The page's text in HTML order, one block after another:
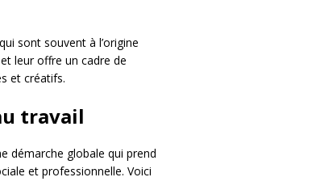
sont souvent à l’origine
leur offre un cadre de
et créatifs.
travail
démarche globale qui prend
et professionnelle. Voici